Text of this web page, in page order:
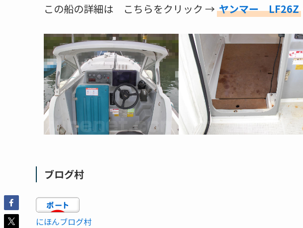
この船の詳細は こちらをクリック → ヤンマー LF26Z
ブログ村
にほんブログ村